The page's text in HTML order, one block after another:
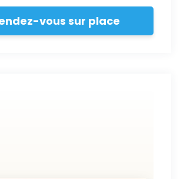
vous sur place